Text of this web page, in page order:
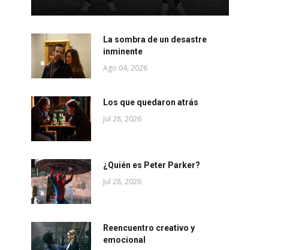
La sombra de un desastre
inminente
Ago 04, 2026
Los que quedaron atrás
Jul 28, 2026
¿Quién es Peter Parker?
Jul 28, 2026
Reencuentro creativo y
emocional